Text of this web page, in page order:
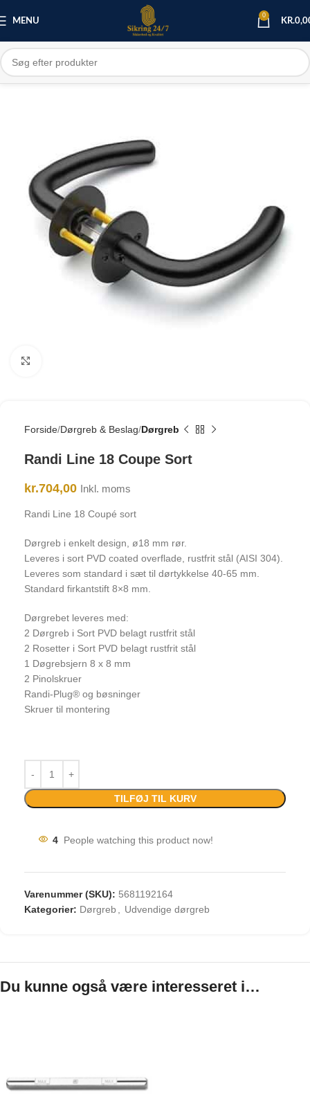
MENU
0
KR.
Forside Dørgreb & Beslag Dørgreb
Randi Line 18 Coupe Sort
kr.704,00 Inkl. moms
Randi Line 18 Coupé sort
Dørgreb i enkelt design, ø18 mm rør.
Leveres i sort PVD coated overflade, rustfrit stål (AISI 304).
Leveres som standard i sæt til dørtykkelse 40-65 mm.
Standard firkantstift 8×8 mm.
Dørgrebet leveres med:
2 Dørgreb i Sort PVD belagt rustfrit stål
2 Rosetter i Sort PVD belagt rustfrit stål
1 Døgrebsjern 8 x 8 mm
2 Pinolskruer
Randi-Plug® og bøsninger
Skruer til montering
TILFØJ TIL KURV
4 People watching this product now!
Varenummer (SKU): 5681192164
Kategorier: Dørgreb Udvendige dørgreb
Du kunne også være interesseret i…